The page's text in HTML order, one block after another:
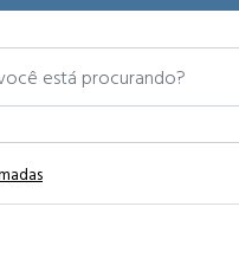
está procurando?